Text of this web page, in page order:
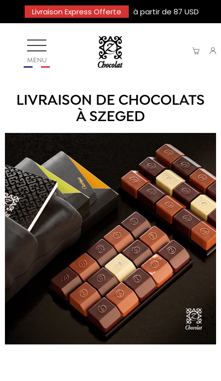
Livraison Express Offerte à partir de 87 USD
MENU
LIVRAISON DE CHOCOLATS
À SZEGED